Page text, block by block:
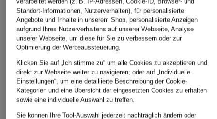
Standort-Informationen, Nutzerverhalten), für personalisierte
Angebote und Inhalte in unserem Shop, personalisierte Anzeigen
aufgrund Ihres Nutzerverhaltens auf unserer Webseite, Analyse
unserer Webseite, um diese für Sie zu verbessern oder zur
Optimierung der Werbeaussteuerung.
Klicken Sie auf „Ich stimme zu“ um alle Cookies zu akzeptieren und
direkt zur Webseite weiter zu navigieren; oder auf „Individuelle
Einstellungen“, um eine detaillierte Beschreibung der Cookie-
Kategorien und eine Übersicht der eingesetzten Cookies zu erhalten
sowie eine individuelle Auswahl zu treffen.
Sie können Ihre Tool-Auswahl jederzeit nachträglich ändern oder